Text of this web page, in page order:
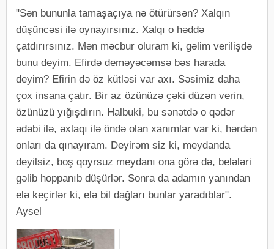
"Sən bununla tamaşaçıya nə ötürürsən? Xalqın
düşüncəsi ilə oynayırsınız. Xalqı o həddə
çatdırırsınız. Mən məcbur oluram ki, gəlim verilişdə
bunu deyim. Efirdə deməyəcəmsə bəs harada
deyim? Efirin də öz kütləsi var axı. Səsimiz daha
çox insana çatır. Bir az özünüzə çəki düzən verin,
özünüzü yığışdırın. Halbuki, bu sənətdə o qədər
ədəbi ilə, əxlaqı ilə öndə olan xanımlar var ki, hərdən
onları da qınayıram. Deyirəm siz ki, meydanda
deyilsiz, boş qoyrsuz meydanı ona görə də, belələri
gəlib hoppanıb düşürlər. Sonra da adamın yanından
elə keçirlər ki, elə bil dağları bunlar yaradıblar".
Aysel